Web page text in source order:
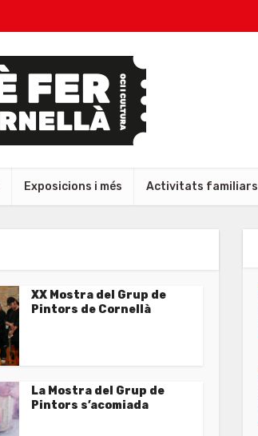
Exposicions i més Activitats familiars
XX Mostra del Grup de
Pintors de Cornellà
La Mostra del Grup de
Pintors s’acomiada